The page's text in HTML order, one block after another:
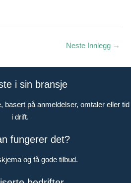
Neste Innlegg →
i sin bransje
basert på anmeldelser, omtaler eller tid
i drift.
fungerer det?
og få gode tilbud.